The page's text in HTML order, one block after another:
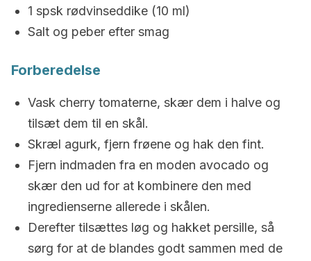
1 spsk rødvinseddike (10 ml)
Salt og peber efter smag
Forberedelse
Vask cherry tomaterne, skær dem i halve og
tilsæt dem til en skål.
Skræl agurk, fjern frøene og hak den fint.
Fjern indmaden fra en moden avocado og
skær den ud for at kombinere den med
ingredienserne allerede i skålen.
Derefter tilsættes løg og hakket persille, så
sørg for at de blandes godt sammen med de